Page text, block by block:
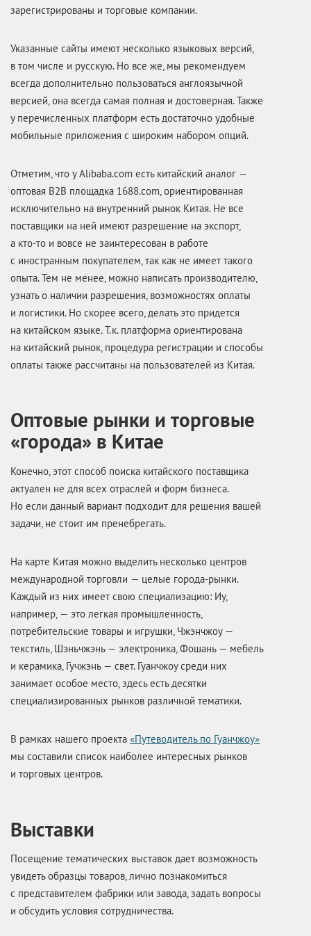
зарегистрированы и торговые компании.
Указанные сайты имеют несколько языковых версий,
в том числе и русскую. Но все же, мы рекомендуем
всегда дополнительно пользоваться англоязычной
версией, она всегда самая полная и достоверная. Также
у перечисленных платформ есть достаточно удобные
мобильные приложения с широким набором опций.
Отметим, что у Alibaba.com есть китайский аналог —
оптовая B2B площадка 1688.com, ориентированная
исключительно на внутренний рынок Китая. Не все
поставщики на ней имеют разрешение на экспорт,
а кто-то и вовсе не заинтересован в работе
с иностранным покупателем, так как не имеет такого
опыта. Тем не менее, можно написать производителю,
узнать о наличии разрешения, возможностях оплаты
и логистики. Но скорее всего, делать это придется
на китайском языке. Т.к. платформа ориентирована
на китайский рынок, процедура регистрации и способы
оплаты также рассчитаны на пользователей из Китая.
Оптовые рынки и торговые
«города» в Китае
Конечно, этот способ поиска китайского поставщика
актуален не для всех отраслей и форм бизнеса.
Но если данный вариант подходит для решения вашей
задачи, не стоит им пренебрегать.
На карте Китая можно выделить несколько центров
международной торговли — целые города-рынки.
Каждый из них имеет свою специализацию: Иу,
например, — это легкая промышленность,
потребительские товары и игрушки, Чжэнчжоу —
текстиль, Шэньчжэнь — электроника, Фошань — мебель
и керамика, Гучжэнь — свет. Гуанчжоу среди них
занимает особое место, здесь есть десятки
специализированных рынков различной тематики.
В рамках нашего проекта «Путеводитель по Гуанчжоу»
мы составили список наиболее интересных рынков
и торговых центров.
Выставки
Посещение тематических выставок дает возможность
увидеть образцы товаров, лично познакомиться
с представителем фабрики или завода, задать вопросы
и обсудить условия сотрудничества.